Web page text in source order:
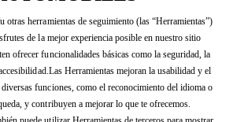
en pocos clics sin importar
otras herramientas de seguimiento (las “Herramientas”)
de la mejor experiencia posible en nuestro sitio
ofrecer funcionalidades básicas como la seguridad, la
Herramientas mejoran la usabilidad y el
funciones, como el reconocimiento del idioma o
y contribuyen a mejorar lo que te ofrecemos.